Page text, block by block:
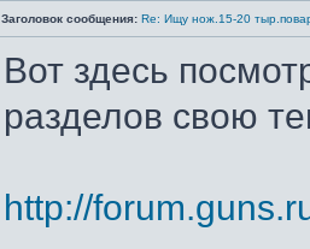
Заголовок сообщения: Re: Ищу нож.15-20
Вот здесь
разделов свою
http://